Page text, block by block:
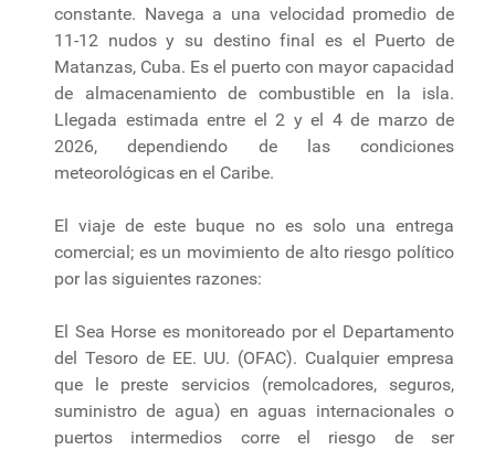
constante. Navega a una velocidad promedio de
11-12 nudos y su destino final es el Puerto de
Matanzas, Cuba. Es el puerto con mayor capacidad
de almacenamiento de combustible en la isla.
Llegada estimada entre el 2 y el 4 de marzo de
2026, dependiendo de las condiciones
meteorológicas en el Caribe.
El viaje de este buque no es solo una entrega
comercial; es un movimiento de alto riesgo político
por las siguientes razones:
El Sea Horse es monitoreado por el Departamento
del Tesoro de EE. UU. (OFAC). Cualquier empresa
que le preste servicios (remolcadores, seguros,
suministro de agua) en aguas internacionales o
puertos intermedios corre el riesgo de ser